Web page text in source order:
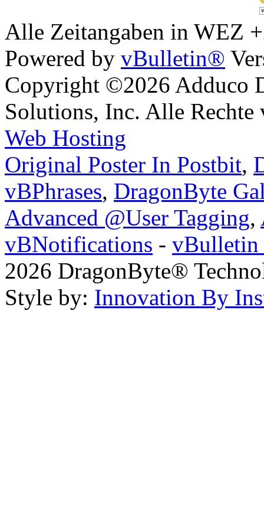
Alle Zeitangaben in WEZ
Powered by vBulletin®
Copyright ©2026 Adduco
Solutions, Inc. Alle Rechte
Web Hosting
Original Poster In Postbit,
vBPhrases, DragonByte
Advanced @User Tagging,
vBNotifications - vBulletin
2026 DragonByte®
Style by: Innovation By